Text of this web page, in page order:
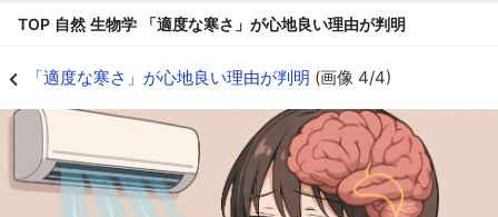
TOP 自然 生物学 「適度な寒さ」が心地良い理由が判明
「適度な寒さ」が心地良い理由が判明 (画像 4/4)